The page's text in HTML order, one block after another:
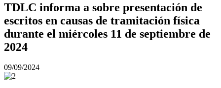
TDLC informa a sobre presentación de
escritos en causas de tramitación física
durante el miércoles 11 de septiembre de
2024
09/09/2024